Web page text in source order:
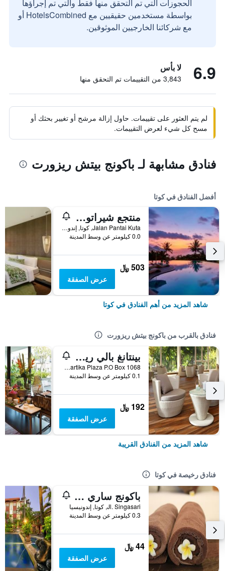
الحجوزات التي تم التحقق منها فقط والتي تم إجراؤها
بواسطة مستخدمين حقيقيين مع HotelsCombined أو
مع شركائنا الخارجيين الموثوقين.
6.9 لا بأس
3,843 من التقييمات تم التحقق منها
لم يتم العثور على تقييمات. حاول إزالة مرشح أو تغيير بحثك أو
مسح كل شيء لعرض التقييمات.
فنادق مشابهة لـ باكونج بيتش ريزورت
أفضل الفنادق في كوتا
منتجع شيراتون بالي كوتا
Jalan Pantai Kuta, كوتا, إندونيسيا
0.0 كيلومتر عن وسط المدينة
503 ﷼
عرض الصفقة
شاهد المزيد من أهم الفنادق في كوتا
فنادق بالقرب من باكونج بيتش ريزورت
بينتانغ بالي ريزورت
Jl Kartika Plaza P.O Box 1068, كوتا, إندونيسيا
0.1 كيلومتر عن وسط المدينة
192 ﷼
عرض الصفقة
شاهد المزيد من الفنادق القريبة
فنادق رخيصة في كوتا
باكونج ساري ريزورت آند سبا
Jl. Singasari, كوتا, إندونيسيا
0.3 كيلومتر عن وسط المدينة
44 ﷼
عرض الصفقة